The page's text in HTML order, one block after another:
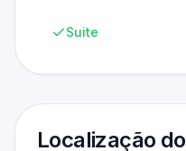
Suite
Localização